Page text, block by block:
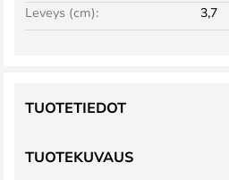
Leveys (cm): 3,7
TUOTEKUVAUS
TUOTETIEDOT